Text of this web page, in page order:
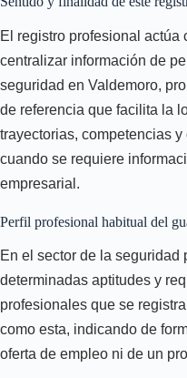
El registro profesional actúa
centralizar información de
seguridad en Valdemoro,
de referencia que facilita la
trayectorias, competencias
cuando se requiere
empresarial.
Perfil profesional habitual del
En el sector de la
determinadas aptitudes y
profesionales que se
como esta, indicando de
oferta de empleo ni de un